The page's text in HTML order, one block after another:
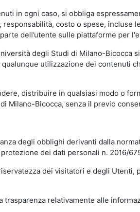
in ogni caso, si obbliga
costo o spese,
dell’utente sulle piattaforme per
degli Studi di Milano-
utilizzazione dei
distribuire in qualsiasi modo o
Milano-Bicocca, senza il previo
degli obblighi derivanti dalla
dei dati personali n. 2016/
dei visitatori e degli
relativamente alle